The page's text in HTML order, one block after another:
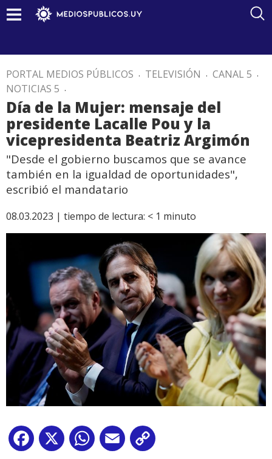
PORTAL MEDIOS PÚBLICOS . TELEVISIÓN . CANAL 5 .
NOTICIAS 5 .
Día de la Mujer: mensaje del
presidente Lacalle Pou y la
vicepresidenta Beatriz Argimón
"Desde el gobierno buscamos que se avance
también en la igualdad de oportunidades",
escribió el mandatario
08.03.2023 | tiempo de lectura: < 1 minuto
Facebook
X WhatsApp
Email